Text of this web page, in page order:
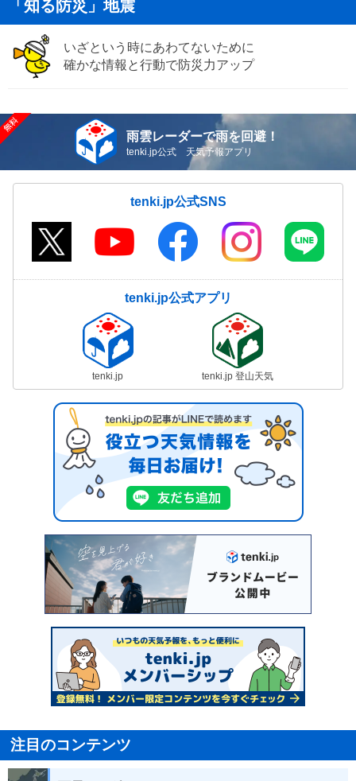
「知る防災」地震
いざという時にあわてないために
確かな情報と行動で防災力アップ
雨雲レーダーで雨を回避！
tenki.jp公式 天気予報アプリ
tenki.jp公式SNS
tenki.jp公式アプリ
tenki.jp tenki.jp 登山天気
注目のコンテンツ